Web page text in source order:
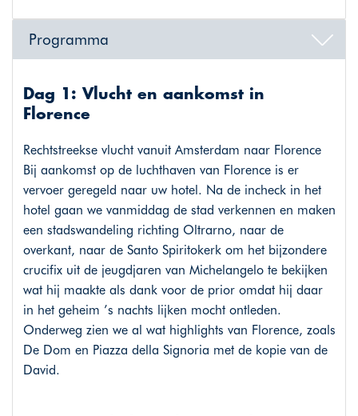
Programma
Dag 1: Vlucht en aankomst in
Florence
Rechtstreekse vlucht vanuit Amsterdam naar Florence
Bij aankomst op de luchthaven van Florence is er
vervoer geregeld naar uw hotel. Na de incheck in het
hotel gaan we vanmiddag de stad verkennen en maken
een stadswandeling richting Oltrarno, naar de
overkant, naar de Santo Spiritokerk om het bijzondere
crucifix uit de jeugdjaren van Michelangelo te bekijken
wat hij maakte als dank voor de prior omdat hij daar
in het geheim ’s nachts lijken mocht ontleden.
Onderweg zien we al wat highlights van Florence, zoals
De Dom en Piazza della Signoria met de kopie van de
David.